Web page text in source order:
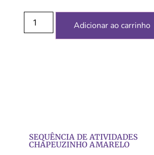
Adicionar ao carrinho
SEQUÊNCIA DE ATIVIDADES
CHAPEUZINHO AMARELO